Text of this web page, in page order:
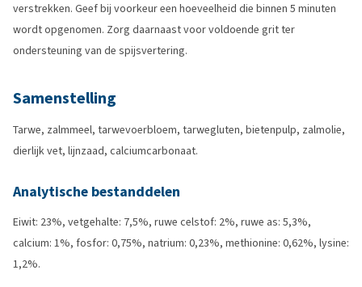
verstrekken. Geef bij voorkeur een hoeveelheid die binnen 5 minuten
wordt opgenomen. Zorg daarnaast voor voldoende grit ter
ondersteuning van de spijsvertering.
Samenstelling
Tarwe, zalmmeel, tarwevoerbloem, tarwegluten, bietenpulp, zalmolie,
dierlijk vet, lijnzaad, calciumcarbonaat.
Analytische bestanddelen
Eiwit: 23%, vetgehalte: 7,5%, ruwe celstof: 2%, ruwe as: 5,3%,
calcium: 1%, fosfor: 0,75%, natrium: 0,23%, methionine: 0,62%, lysine:
1,2%.